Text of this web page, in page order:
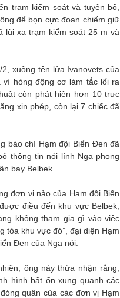
trạm kiểm soát và tuyên bố,
để bọn cực đoan chiếm giữ
lùi xa trạm kiểm soát 25 m và
xuồng tên lửa Ivanovets của
vì hỏng động cơ làm tắc lối ra
còn phát hiện hơn 10 trực
xin phép, còn lại 7 chiếc đã
báo chí Hạm đội Biển Đen đã
thông tin nói lính Nga phong
bay Belbek.
đơn vị nào của Hạm đội Biển
điều đến khu vực Belbek,
không tham gia gì vào việc
tỏa khu vực đó”, đại diện Hạm
Đen của Nga nói.
ông này thừa nhận rằng,
hình bất ổn xung quanh các
quân của các đơn vị Hạm